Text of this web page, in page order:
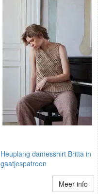
Heuplang damesshirt Britta in
gaatjespatroon
Meer info